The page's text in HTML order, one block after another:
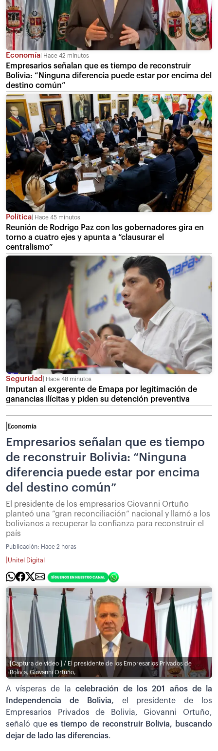
Economía Hace 42 minutos
Empresarios señalan que es tiempo de reconstruir
Bolivia: “Ninguna diferencia puede estar por encima del
destino común”
Política Hace 45 minutos
Reunión de Rodrigo Paz con los gobernadores gira en
torno a cuatro ejes y apunta a “clausurar el
centralismo”
Seguridad Hace 48 minutos
Imputan al exgerente de Emapa por legitimación de
ganancias ilícitas y piden su detención preventiva
Economía
Empresarios señalan que es tiempo
de reconstruir Bolivia: “Ninguna
diferencia puede estar por encima
del destino común”
El presidente de los empresarios Giovanni Ortuño
planteó una “gran reconciliación” nacional y llamó a los
bolivianos a recuperar la confianza para reconstruir el
país
Publicación: Hace 2 horas
Unitel Digital
[Captura de video ] / El presidente de los Empresarios Privados de
Bolivia, Giovanni Ortuño,
A vísperas de la celebración de los 201 años de la
Independencia de Bolivia, el presidente de los
Empresarios Privados de Bolivia, Giovanni Ortuño,
señaló quees tiempo de reconstruir Bolivia, buscando
dejar de lado las diferencias.